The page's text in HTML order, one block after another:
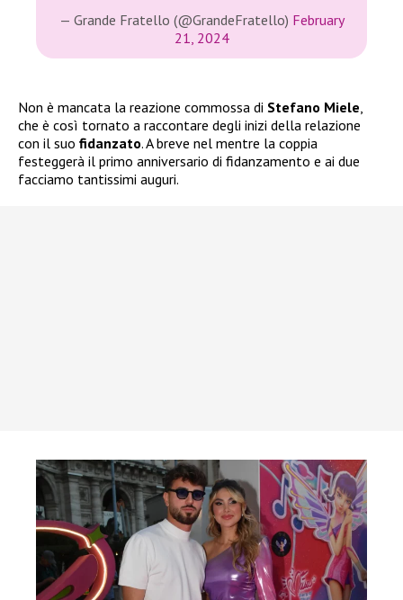
— Grande Fratello (@GrandeFratello) February
21, 2024
Non è mancata la reazione commossa di Stefano Miele,
che è così tornato a raccontare degli inizi della relazione
con il suo fidanzato. A breve nel mentre la coppia
festeggerà il primo anniversario di fidanzamento e ai due
facciamo tantissimi auguri.